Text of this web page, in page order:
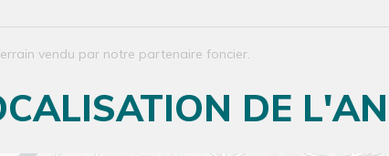
vendu par notre partenaire foncier.
DE